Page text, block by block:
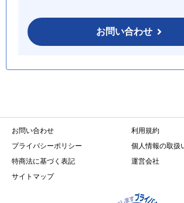
お問い合わせ
お問い合わせ
利用規約
プライバシーポリシー
個人情報の取扱
特商法に基づく表記
運営会社
サイトマップ